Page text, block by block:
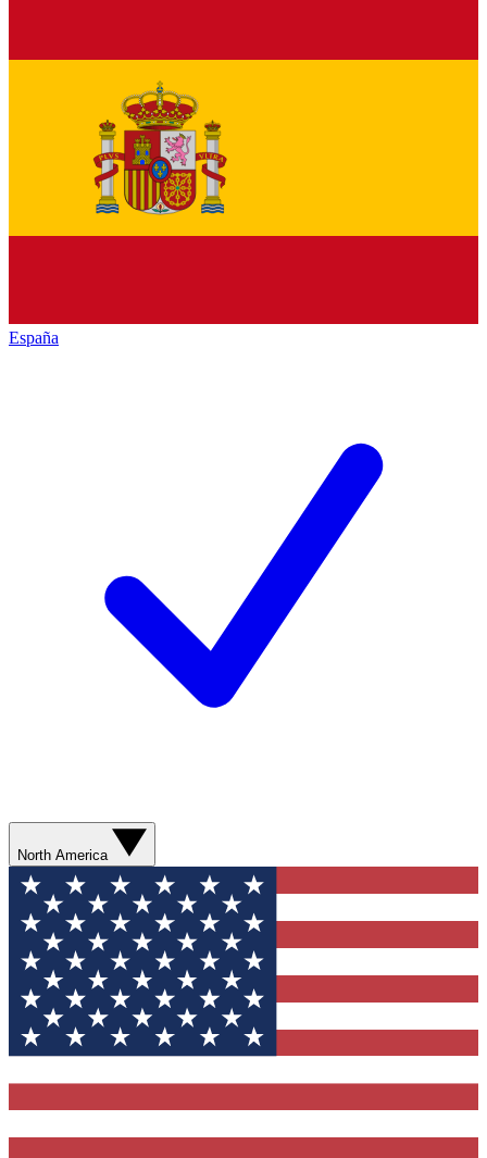
España
North America